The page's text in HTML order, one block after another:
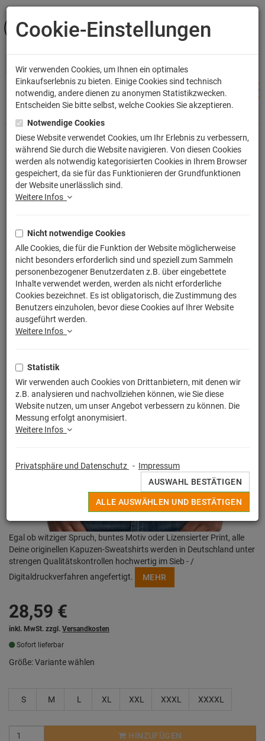
ANMELDEN
Regel Nr. 1 Pfoten weg...
Kapuzenpullover
Artikelnummer: TLM2020K
Egal ob witziger Spruch, buntes Motiv oder Lizensierter Print, alle
Deine originellen Kapuzen-Sweatshirts werden in Deutschland unter
strengen Qualitätskontrollen hochwertig im Sieb - /
Digitaldruckverfahren angefertigt.
MEHR
28,59 €
inkl. MwSt. zzgl. Versandkosten
Sofort lieferbar
Größe:Variante wählen
S M L XL XXL XXXL XXXXL
HINZUFÜGEN
Cookie-Einstellungen
Wir verwenden Cookies, um Ihnen ein optimales
Einkaufserlebnis zu bieten. Einige Cookies sind technisch
notwendig, andere dienen zu anonymen Statistikzwecken.
Entscheiden Sie bitte selbst, welche Cookies Sie akzeptieren.
Notwendige Cookies
Diese Website verwendet Cookies, um Ihr Erlebnis zu verbessern,
während Sie durch die Website navigieren. Von diesen Cookies
werden als notwendig kategorisierten Cookies in Ihrem Browser
gespeichert, da sie für das Funktionieren der Grundfunktionen
der Website unerlässlich sind.
Weitere Infos
Nicht notwendige Cookies
Alle Cookies, die für die Funktion der Website möglicherweise
nicht besonders erforderlich sind und speziell zum Sammeln
personenbezogener Benutzerdaten z.B. über eingebettete
Inhalte verwendet werden, werden als nicht erforderliche
Cookies bezeichnet. Es ist obligatorisch, die Zustimmung des
Benutzers einzuholen, bevor diese Cookies auf Ihrer Website
ausgeführt werden.
Weitere Infos
Statistik
Wir verwenden auch Cookies von Drittanbietern, mit denen wir
z.B. analysieren und nachvollziehen können, wie Sie diese
Website nutzen, um unser Angebot verbessern zu können. Die
Messung erfolgt anonymisiert.
Weitere Infos
Privatsphäre und Datenschutz - Impressum
AUSWAHL BESTÄTIGEN
ALLE AUSWÄHLEN UND BESTÄTIGEN